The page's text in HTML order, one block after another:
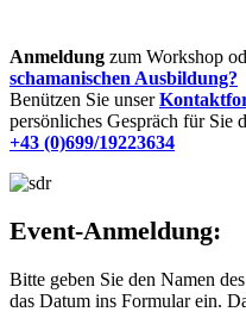
Anmeldung zum Workshop
schamanischen Ausbildung?
Benützen Sie unser
persönliches Gespräch für Sie
+43 (0)699/19223634
Event-Anmeldung:
Bitte geben Sie den Namen
das Datum ins Formular ein.